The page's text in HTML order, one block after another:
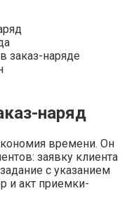
заказ-наряде
наряд
времени. Он
заявку клиента
с указанием
и акт приемки-